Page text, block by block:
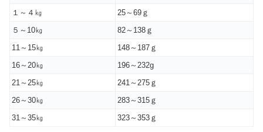
１～４㎏
25～69ｇ
５～10㎏
82～138ｇ
11～15㎏
148～187ｇ
16～20㎏
196～232g
21～25㎏
241～275ｇ
26～30㎏
283～315ｇ
31～35㎏
323～353ｇ